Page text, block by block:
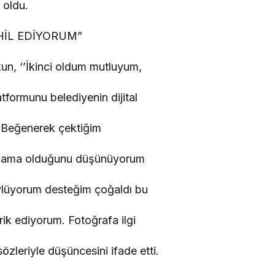
EDİYORUM”
‘’İkinci oldum mutluyum,
belediyenin dijital
çektiğim
olduğunu düşünüyorum
desteğim çoğaldı bu
ediyorum. Fotoğrafa ilgi
düşüncesini ifade etti.